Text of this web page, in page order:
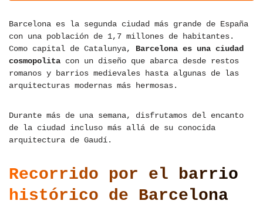
Barcelona es la segunda ciudad más grande de España
con una población de 1,7 millones de habitantes.
Como capital de Catalunya, Barcelona es una ciudad
cosmopolita con un diseño que abarca desde restos
romanos y barrios medievales hasta algunas de las
arquitecturas modernas más hermosas.
Durante más de una semana, disfrutamos del encanto
de la ciudad incluso más allá de su conocida
arquitectura de Gaudí.
Recorrido por el barrio
histórico de Barcelona